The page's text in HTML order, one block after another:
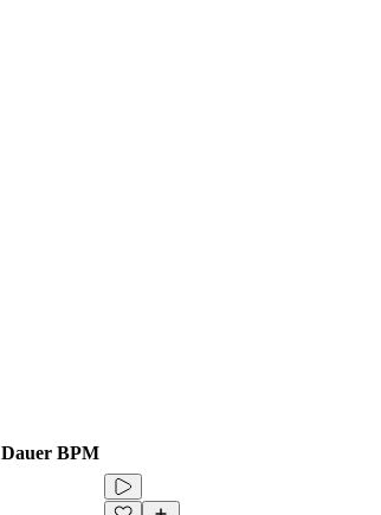
Dauer BPM